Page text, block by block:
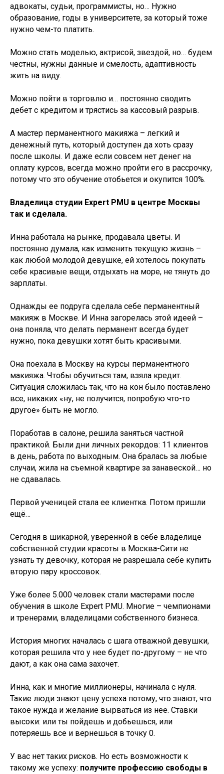
адвокаты, судьи, программисты, но… Нужно
образование, годы в университете, за который тоже
нужно чем-то платить.
Можно стать моделью, актрисой, звездой, но… будем
честны, нужны данные и смелость, адаптивность
жить на виду.
Можно пойти в торговлю и… постоянно сводить
дебет с кредитом и трястись за кассовый разрыв.
А мастер перманентного макияжа – легкий и
денежный путь, который доступен да хоть сразу
после школы. И даже если совсем нет денег на
оплату курсов, всегда можно пройти его в рассрочку,
потому что это обучение отобьется и окупится 100%.
Владелица студии Expert PMU в центре Москвы
так и сделала.
Инна работала на рынке, продавала цветы. И
постоянно думала, как изменить текущую жизнь –
как любой молодой девушке, ей хотелось покупать
себе красивые вещи, отдыхать на море, не тянуть до
зарплаты.
Однажды ее подруга сделала себе перманентный
макияж в Москве. И Инна загорелась этой идеей –
она поняла, что делать перманент всегда будет
нужно, пока девушки хотят быть красивыми.
Она поехала в Москву на курсы перманентного
макияжа. Чтобы обучиться там, взяла кредит.
Ситуация сложилась так, что на кон было поставлено
все, никаких «ну, не получится, попробую что-то
другое» быть не могло.
Поработав в салоне, решила заняться частной
практикой. Были дни личных рекордов: 11 клиентов
в день, работа по выходным. Она бралась за любые
случаи, жила на съемной квартире за занавеской… но
не сдавалась.
Первой ученицей стала ее клиентка. Потом пришли
ещё…
Сегодня в шикарной, уверенной в себе владелице
собственной студии красоты в Москва-Сити не
узнать ту девочку, которая не разрешала себе купить
вторую пару кроссовок.
Уже более 5.000 человек стали мастерами после
обучения в школе Expert PMU. Многие – чемпионами
и тренерами, владелицами собственного бизнеса.
История многих началась с шага отважной девушки,
которая решила что у нее будет по-другому – не что
дают, а как она сама захочет.
Инна, как и многие миллионеры, начинала с нуля.
Такие люди знают цену успеха потому, что знают, что
такое нужда и желание вырваться из нее. Ставки
высоки: или ты пойдешь и добьешься, или
потеряешь все и вернешься в точку 0.
У вас нет таких рисков. Но есть возможности к
такому же успеху: получите профессию свободы в